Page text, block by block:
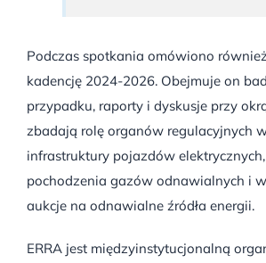
Podczas spotkania omówiono
kadencję 2024-2026. Obejmuje on
przypadku, raporty i dyskusje przy
zbadają rolę organów regulacyjnych
infrastruktury pojazdów
pochodzenia gazów odnawialnych i
aukcje na odnawialne źródła energii.
ERRA jest międzyinstytucjonalną